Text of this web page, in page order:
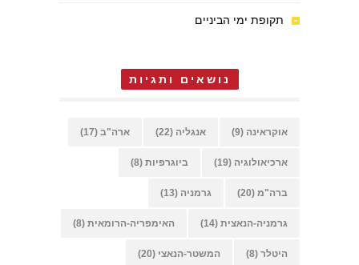
תקופת ימי הביניים
נושאים ותגיות
אוקראינה (9) אנגליה (22) ארה"ב (17)
ארכיאולוגיה (19) ביוגרפיות (8)
ברה"מ (20) גרמניה (13)
גרמניה-הנאצית (14) האימפריה-הרומאית (8)
היטלר (8) המשטר-הנאצי (20)